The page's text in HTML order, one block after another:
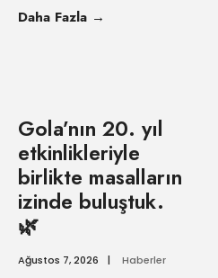
Daha Fazla →
Gola’nın 20. yıl
etkinlikleriyle
birlikte masalların
izinde buluştuk.
🌿
Ağustos 7, 2026 | Haberler